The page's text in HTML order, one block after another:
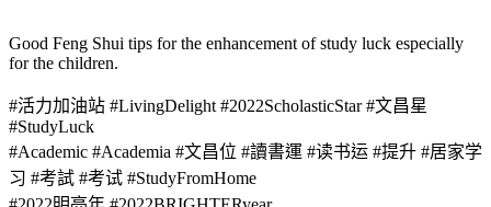
Good Feng Shui tips for the enhancement of study luck especially
for the children.
#活力加油站 #LivingDelight #2022ScholasticStar #文昌星
#StudyLuck
#Academic #Academia #文昌位 #讀書運 #读书运 #提升 #居家学
习 #考試 #考试 #StudyFromHome